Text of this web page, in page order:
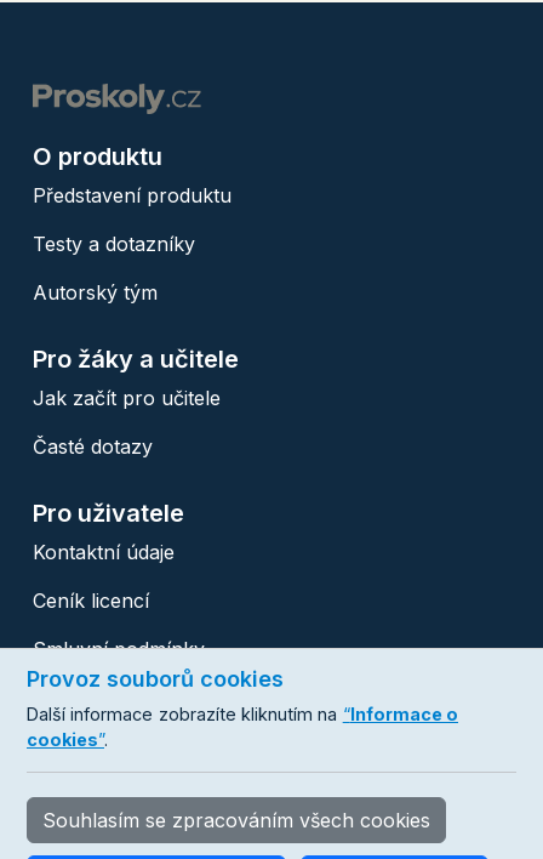
O produktu
Představení produktu
Testy a dotazníky
Autorský tým
Pro žáky a učitele
Jak začít pro učitele
Časté dotazy
Pro uživatele
Kontaktní údaje
Ceník licencí
Smluvní podmínky
+420 488 058 046
proskoly@databox.cz
Provoz souborů cookies
Další informace zobrazíte kliknutím na “Informace o
cookies”.
Souhlasím se zpracováním všech cookies